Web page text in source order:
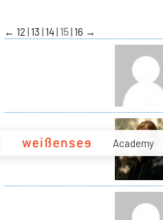
Academy
← 12 13 14 15 16 →